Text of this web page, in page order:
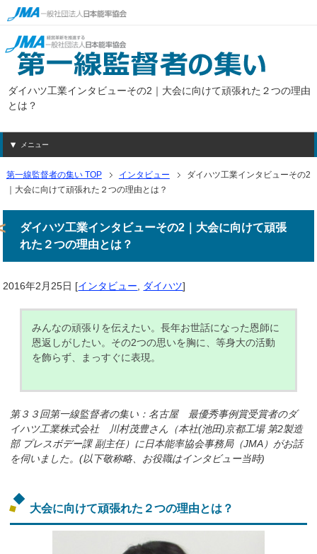
ダイハツ工業インタビューその2｜大会に向けて頑張れた２つの理由
とは？
メニュー
第一線監督者の集い TOP インタビュー
ダイハツ工業インタビューその2
｜大会に向けて頑張れた２つの理由とは？
ダイハツ工業インタビューその2｜大会に向けて頑張
れた２つの理由とは？
2016年2月25日 [インタビュー, ダイハツ]
みんなの頑張りを伝えたい。長年お世話になった恩師に
恩返しがしたい。その2つの思いを胸に、等身大の活動
を飾らず、まっすぐに表現。
第３３回第一線監督者の集い：名古屋 最優秀事例賞受賞者のダ
イハツ工業株式会社 川村茂豊さん（本社(池田)京都工場 第2製造
部 プレスボデー課 副主任）に日本能率協会事務局（JMA）がお話
を伺いました。(以下敬称略、お役職はインタビュー当時)
大会に向けて頑張れた２つの理由とは？